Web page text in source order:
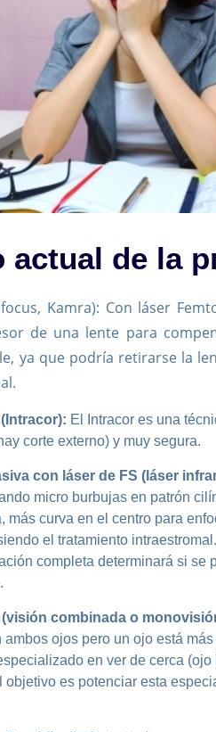
actual de la
Kamra): Con láser
de una lente para
ya que podría retirarse la
El Intracor es una
corte externo) y muy segura.
con láser de FS (láser
micro burbujas en patrón
más curva en el centro para
el tratamiento
completa determinará si se
combinada o
ojos pero un ojo está
en ver de cerca
objetivo es potenciar esta